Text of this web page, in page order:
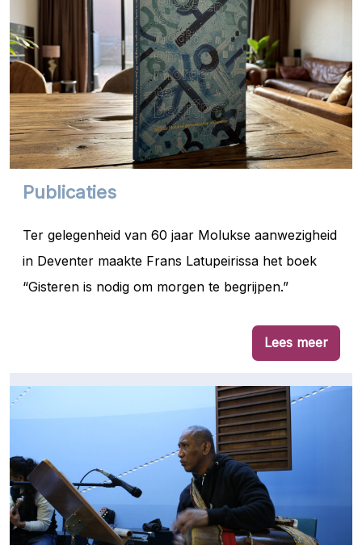
Publicaties
Ter gelegenheid van 60 jaar Molukse aanwezigheid
in Deventer maakte Frans Latupeirissa het boek
“Gisteren is nodig om morgen te begrijpen.”
Lees meer